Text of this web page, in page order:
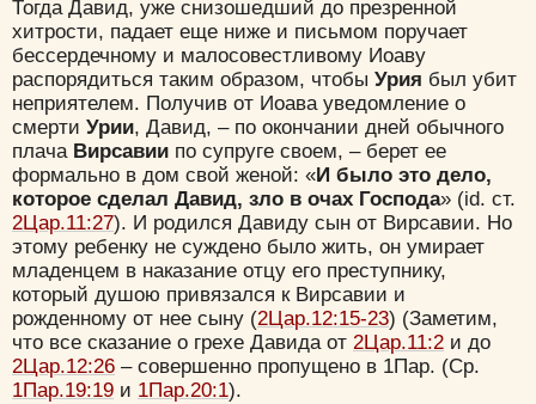
Тогда Давид, уже снизошедший до презренной
хитрости, падает еще ниже и письмом поручает
бессердечному и малосовестливому Иоаву
распорядиться таким образом, чтобы Урия был убит
неприятелем. Получив от Иоава уведомление о
смерти Урии, Давид, – по окончании дней обычного
плача Вирсавии по супруге своем, – берет ее
формально в дом свой женой: «И было это дело,
которое сделал Давид, зло в очах Господа» (id. ст.
2Цар.11:27). И родился Давиду сын от Вирсавии. Но
этому ребенку не суждено было жить, он умирает
младенцем в наказание отцу его преступнику,
который душою привязался к Вирсавии и
рожденному от нее сыну (2Цар.12:15-23) (Заметим,
что все сказание о грехе Давида от 2Цар.11:2 и до
2Цар.12:26 – совершенно пропущено в 1Пар. (Ср.
1Пар.19:19 и 1Пар.20:1).